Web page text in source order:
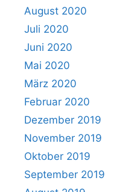
August 2020
Juli 2020
Juni 2020
Mai 2020
März 2020
Februar 2020
Dezember 2019
November 2019
Oktober 2019
September 2019